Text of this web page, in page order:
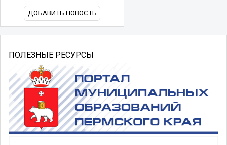
ДОБАВИТЬ НОВОСТЬ
ПОЛЕЗНЫЕ РЕСУРСЫ